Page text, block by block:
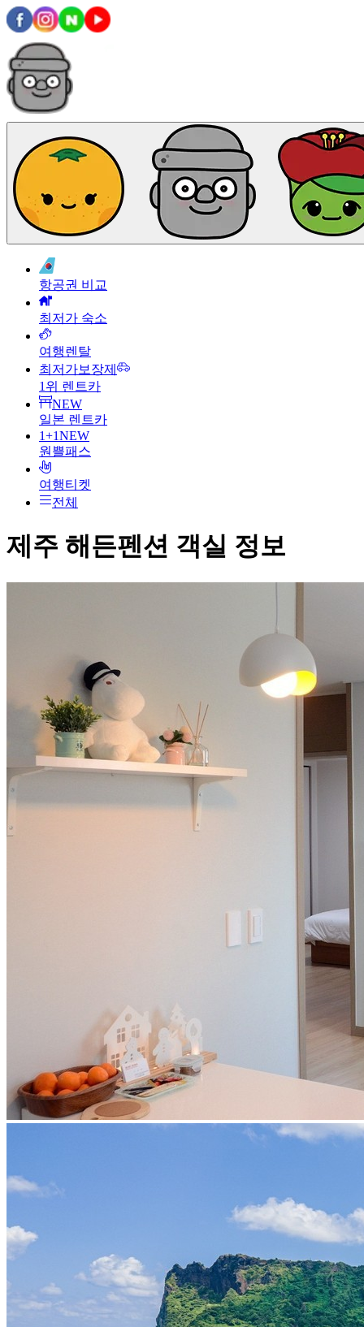
항공권 비교
최저가 숙소
여행렌탈
최저가보장제
1위 렌트카
NEW
일본 렌트카
1+1NEW
원쁠패스
여행티켓
전체
제주 해든펜션 객실 정보